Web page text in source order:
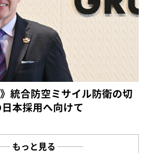
統合防空ミサイル防衛の切
本採用へ向けて
もっと見る